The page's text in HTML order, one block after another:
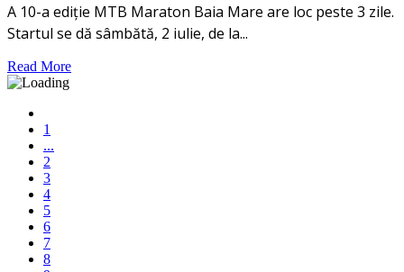
A 10-a ediție MTB Maraton Baia Mare are loc peste 3 zile.
Startul se dă sâmbătă, 2 iulie, de la...
Read More
1
...
2
3
4
5
6
7
8